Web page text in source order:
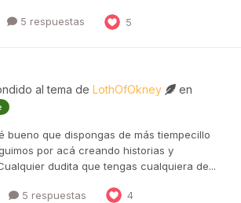
5 respuestas 5
al tema de LothOfOkney en
bueno que dispongas de más tiempecillo
por acá creando historias y
dudita que tengas cualquiera de...
5 respuestas 4